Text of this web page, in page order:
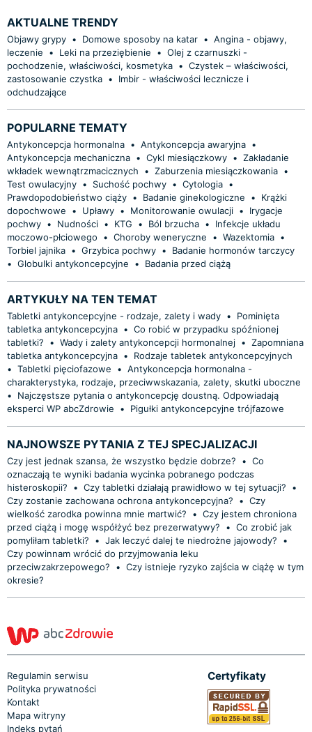
AKTUALNE TRENDY
Objawy grypy • Domowe sposoby na katar • Angina - objawy,
leczenie
• Leki na przeziębienie • Olej z czarnuszki -
pochodzenie, właściwości, kosmetyka • Czystek – właściwości,
zastosowanie czystka •
Imbir - właściwości lecznicze i
odchudzające
POPULARNE TEMATY
Antykoncepcja hormonalna • Antykoncepcja awaryjna •
Antykoncepcja mechaniczna • Cykl miesiączkowy • Zakładanie
wkładek wewnątrzmacicznych
• Zaburzenia miesiączkowania •
Test owulacyjny • Suchość pochwy • Cytologia •
Prawdopodobieństwo ciąży • Badanie ginekologiczne •
Krążki
dopochwowe
• Upławy • Monitorowanie owulacji •
Irygacje
pochwy • Nudności • KTG • Ból brzucha •
Infekcje układu
moczowo-płciowego
• Choroby weneryczne • Wazektomia •
Torbiel jajnika • Grzybica pochwy •
Badanie hormonów tarczycy
• Globulki antykoncepcyjne • Badania przed ciążą
ARTYKUŁY NA TEN TEMAT
Tabletki antykoncepcyjne - rodzaje, zalety i wady •
Pominięta
tabletka antykoncepcyjna • Co robić w przypadku spóźnionej
tabletki?
• Wady i zalety antykoncepcji hormonalnej • Zapomniana
tabletka antykoncepcyjna •
Rodzaje tabletek antykoncepcyjnych
• Tabletki pięciofazowe • Antykoncepcja hormonalna -
charakterystyka, rodzaje, przeciwwskazania, zalety, skutki uboczne
•
Najczęstsze pytania o antykoncepcję doustną. Odpowiadają
eksperci WP abcZdrowie
• Pigułki antykoncepcyjne trójfazowe
NAJNOWSZE PYTANIA Z TEJ SPECJALIZACJI
Czy jest jednak szansa, że wszystko będzie dobrze? • Co
oznaczają te wyniki badania wycinka pobranego podczas
histeroskopii?
• Czy tabletki działają prawidłowo w tej sytuacji?
•
Czy zostanie zachowana ochrona antykoncepcyjna?
• Czy
wielkość zarodka powinna mnie martwić?
• Czy jestem chroniona
przed ciążą i mogę współżyć bez prezerwatywy?
• Co zrobić jak
pomyliłam tabletki?
• Jak leczyć dalej te niedrożne jajowody?
•
Czy powinnam wrócić do przyjmowania leku
przeciwzakrzepowego?
• Czy istnieje ryzyko zajścia w ciążę w tym
okresie?
Regulamin serwisu
Polityka prywatności
Kontakt
Mapa witryny
Indeks pytań
Certyfikaty